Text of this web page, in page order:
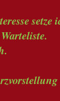
setze